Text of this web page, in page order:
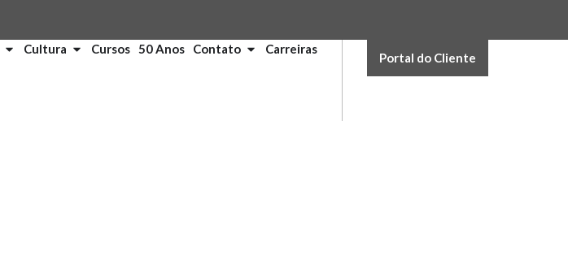
Cultura Cursos 50 Anos Contato Carreiras
Portal do Cliente